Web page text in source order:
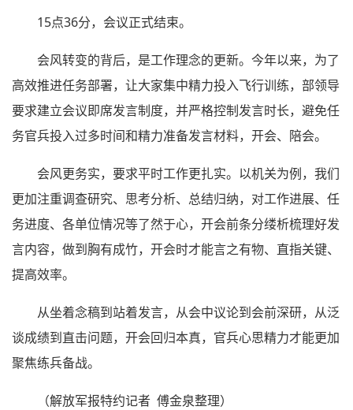
15点36分，会议正式结束。
会风转变的背后，是工作理念的更新。今年以来，为了
高效推进任务部署，让大家集中精力投入飞行训练，部领导
要求建立会议即席发言制度，并严格控制发言时长，避免任
务官兵投入过多时间和精力准备发言材料，开会、陪会。
会风更务实，要求平时工作更扎实。以机关为例，我们
更加注重调查研究、思考分析、总结归纳，对工作进展、任
务进度、各单位情况等了然于心，开会前条分缕析梳理好发
言内容，做到胸有成竹，开会时才能言之有物、直指关键、
提高效率。
从坐着念稿到站着发言，从会中议论到会前深研，从泛
谈成绩到直击问题，开会回归本真，官兵心思精力才能更加
聚焦练兵备战。
（解放军报特约记者 傅金泉整理）